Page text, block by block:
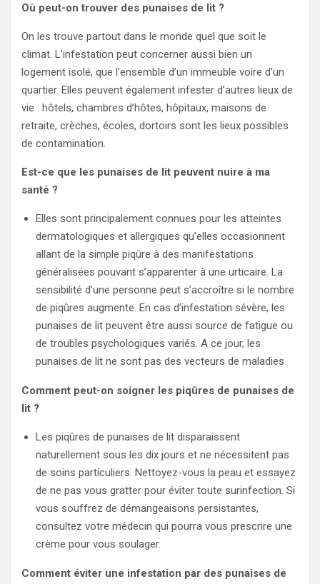
Où peut-on trouver des punaises de lit ?
On les trouve partout dans le monde quel que soit le
climat. L’infestation peut concerner aussi bien un
logement isolé, que l’ensemble d’un immeuble voire d’un
quartier. Elles peuvent également infester d’autres lieux de
vie : hôtels, chambres d’hôtes, hôpitaux, maisons de
retraite, crèches, écoles, dortoirs sont les lieux possibles
de contamination.
Est-ce que les punaises de lit peuvent nuire à ma
santé ?
Elles sont principalement connues pour les atteintes
dermatologiques et allergiques qu’elles occasionnent
allant de la simple piqûre à des manifestations
généralisées pouvant s’apparenter à une urticaire. La
sensibilité d’une personne peut s’accroître si le nombre
de piqûres augmente. En cas d’infestation sévère, les
punaises de lit peuvent être aussi source de fatigue ou
de troubles psychologiques variés. A ce jour, les
punaises de lit ne sont pas des vecteurs de maladies
Comment peut-on soigner les piqûres de punaises de
lit ?
Les piqûres de punaises de lit disparaissent
naturellement sous les dix jours et ne nécessitent pas
de soins particuliers. Nettoyez-vous la peau et essayez
de ne pas vous gratter pour éviter toute surinfection. Si
vous souffrez de démangeaisons persistantes,
consultez votre médecin qui pourra vous prescrire une
crème pour vous soulager.
Comment éviter une infestation par des punaises de